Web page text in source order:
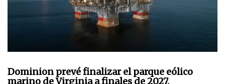
Dominion prevé finalizar el parque eólico
marino de Virginia a finales de 2027.